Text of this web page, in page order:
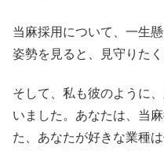
当麻採用について、一生
姿勢を見ると、見守りたく
そして、私も彼のように
いました。あなたは、当
た、あなたが好きな業種